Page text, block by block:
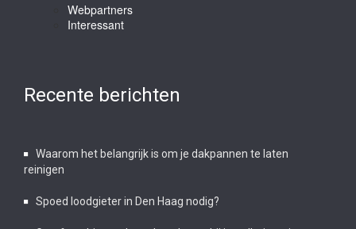
Webpartners
Interessant
Recente berichten
Waarom het belangrijk is om je dakpannen te laten
reinigen
Spoed loodgieter in Den Haag nodig?